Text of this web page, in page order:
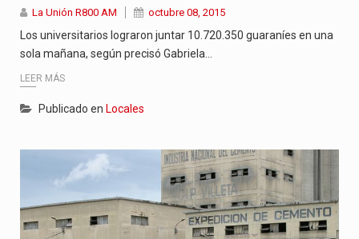
La Unión R800 AM octubre 08, 2015
Los universitarios lograron juntar 10.720.350 guaraníes en una
sola mañana, según precisó Gabriela…
LEER MÁS
Publicado en Locales